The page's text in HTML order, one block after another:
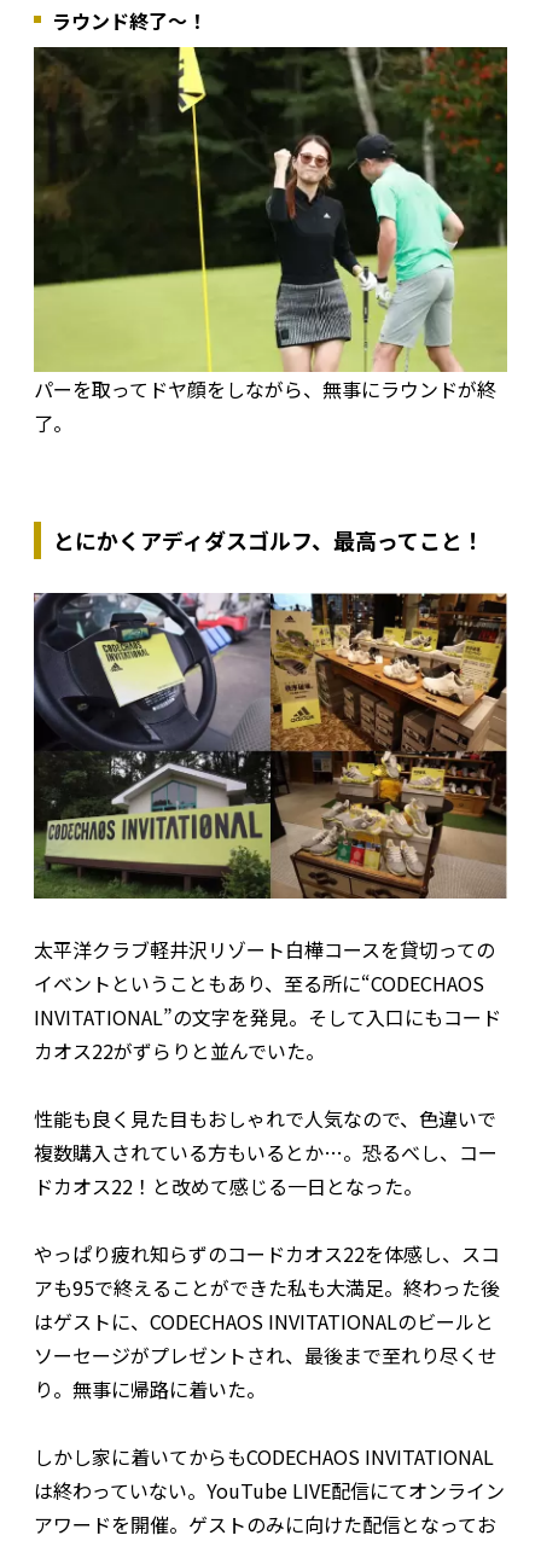
ラウンド終了〜！
パーを取ってドヤ顔をしながら、無事にラウンドが終
了。
とにかくアディダスゴルフ、最高ってこと！
太平洋クラブ軽井沢リゾート白樺コースを貸切っての
イベントということもあり、至る所に“CODECHAOS
INVITATIONAL”の文字を発見。そして入口にもコード
カオス22がずらりと並んでいた。
性能も良く見た目もおしゃれで人気なので、色違いで
複数購入されている方もいるとか…。恐るべし、コー
ドカオス22！と改めて感じる一日となった。
やっぱり疲れ知らずのコードカオス22を体感し、スコ
アも95で終えることができた私も大満足。終わった後
はゲストに、CODECHAOS INVITATIONALのビールと
ソーセージがプレゼントされ、最後まで至れり尽くせ
り。無事に帰路に着いた。
しかし家に着いてからもCODECHAOS INVITATIONAL
は終わっていない。YouTube LIVE配信にてオンライン
アワードを開催。ゲストのみに向けた配信となってお